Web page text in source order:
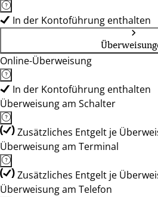
In der Kontoführung enthalten
Online-Überweisung
In der Kontoführung enthalten
Überweisung am Schalter
Zusätzliches Entgelt je
Überweisung am Terminal
Zusätzliches Entgelt je
Überweisung am Telefon